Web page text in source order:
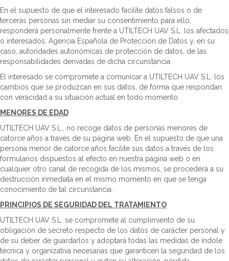
En el supuesto de que el interesado facilite datos falsos o de
terceras personas sin mediar su consentimiento para ello,
responderá personalmente frente a UTILTECH UAV S.L. los afectados
o interesados, Agencia Española de Protección de Datos y, en su
caso, autoridades autonómicas de protección de datos, de las
responsabilidades derivadas de dicha circunstancia.
El interesado se compromete a comunicar a UTILTECH UAV S.L. los
cambios que se produzcan en sus datos, de forma que respondan
con veracidad a su situación actual en todo momento.
MENORES DE EDAD
UTILTECH UAV S.L., no recoge datos de personas menores de
catorce años a través de su página web. En el supuesto de que una
persona menor de catorce años facilite sus datos a través de los
formularios dispuestos al efecto en nuestra página web o en
cualquier otro canal de recogida de los mismos, se procederá a su
destrucción inmediata en el mismo momento en que se tenga
conocimiento de tal circunstancia.
PRINCIPIOS DE SEGURIDAD DEL TRATAMIENTO
UTILTECH UAV S.L. se compromete al cumplimiento de su
obligación de secreto respecto de los datos de carácter personal y
de su deber de guardarlos y adoptará todas las medidas de índole
técnica y organizativa necesarias que garanticen la seguridad de los